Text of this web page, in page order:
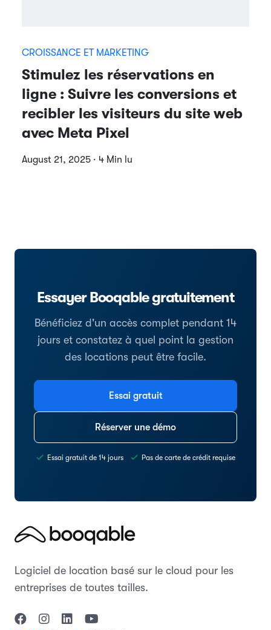
CROISSANCE ET MARKETING
Stimulez les réservations en
ligne : Suivre les conversions et
recibler les visiteurs du site web
avec Meta Pixel
August 21, 2025 · 4 Min lu
Essayer Booqable gratuitement
Bénéficiez d'un accès complet pendant 14
jours et constatez à quel point la gestion
des locations peut être facile.
Essai gratuit
Réserver une démo
Essai gratuit de 14 jours Pas de carte de crédit requise
Logiciel de location basé sur le cloud pour les
entreprises de toutes tailles.